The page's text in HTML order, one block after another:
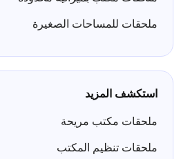
ملحقات للمساحات الصغيرة
استكشف المزيد
ملحقات مكتب مريحة
ملحقات تنظيم المكتب